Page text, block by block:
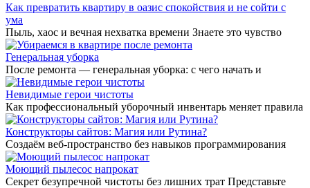
Как превратить квартиру в оазис спокойствия и не сойти с
ума
Пыль, хаос и вечная нехватка времени Знаете это чувство
Генеральная уборка
После ремонта — генеральная уборка: с чего начать и
Невидимые герои чистоты
Как профессиональный уборочный инвентарь меняет правила
Конструкторы сайтов: Магия или Рутина?
Создаём веб-пространство без навыков программирования
Моющий пылесос напрокат
Секрет безупречной чистоты без лишних трат Представьте